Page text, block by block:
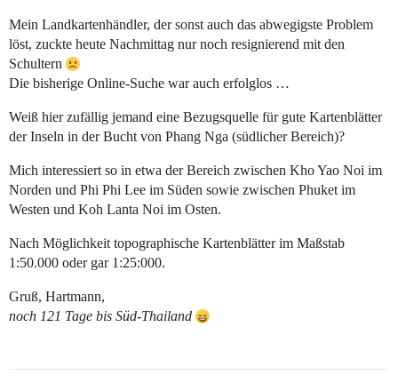
Mein Landkartenhändler, der sonst auch das abwegigste Problem
löst, zuckte heute Nachmittag nur noch resignierend mit den
Schultern
Die bisherige Online-Suche war auch erfolglos …
Weiß hier zufällig jemand eine Bezugsquelle für gute Kartenblätter
der Inseln in der Bucht von Phang Nga (südlicher Bereich)?
Mich interessiert so in etwa der Bereich zwischen Kho Yao Noi im
Norden und Phi Phi Lee im Süden sowie zwischen Phuket im
Westen und Koh Lanta Noi im Osten.
Nach Möglichkeit topographische Kartenblätter im Maßstab
1:50.000 oder gar 1:25:000.
Gruß, Hartmann,
noch 121 Tage bis Süd-Thailand